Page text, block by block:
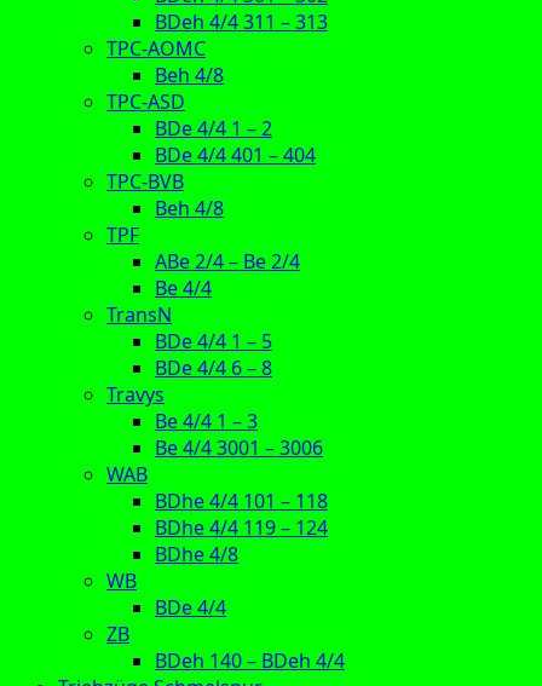
BDeh 4/4 311 – 313
TPC-AOMC
Beh 4/8
TPC-ASD
BDe 4/4 1 – 2
BDe 4/4 401 – 404
TPC-BVB
Beh 4/8
TPF
ABe 2/4 – Be 2/4
Be 4/4
TransN
BDe 4/4 1 – 5
BDe 4/4 6 – 8
Travys
Be 4/4 1 – 3
Be 4/4 3001 – 3006
WAB
BDhe 4/4 101 – 118
BDhe 4/4 119 – 124
BDhe 4/8
WB
BDe 4/4
ZB
BDeh 140 – BDeh 4/4